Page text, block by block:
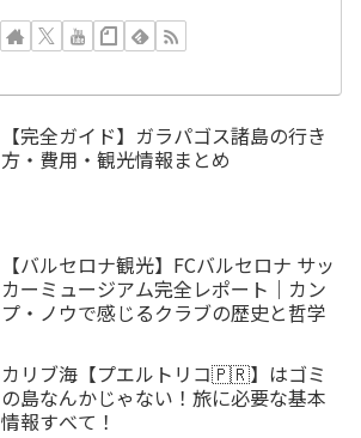
【完全ガイド】ガラパゴス諸島の行き
方・費用・観光情報まとめ
【バルセロナ観光】FCバルセロナ サッ
カーミュージアム完全レポート｜カン
プ・ノウで感じるクラブの歴史と哲学
カリブ海【プエルトリコ🇵🇷】はゴミ
の島なんかじゃない！旅に必要な基本
情報すべて！